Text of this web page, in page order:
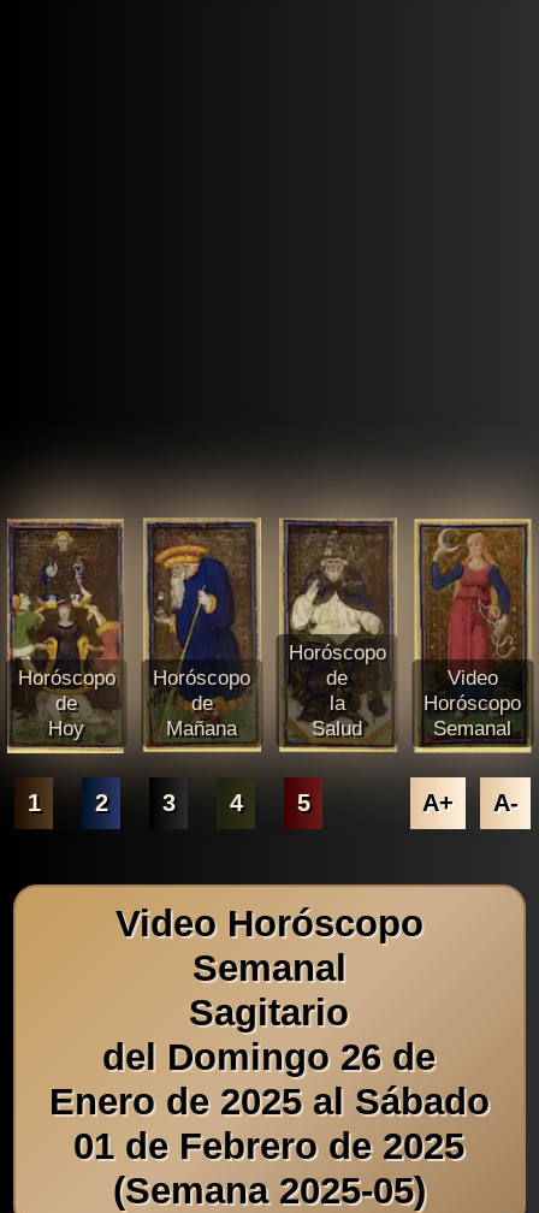
Horóscopo
de
Hoy
Horóscopo
de
Mañana
Horóscopo
de
la
Salud
Video
Horóscopo
Semanal
1 2 3 4 5 A+ A-
Video Horóscopo
Semanal
Sagitario
del Domingo 26 de
Enero de 2025 al Sábado
01 de Febrero de 2025
(Semana 2025-05)